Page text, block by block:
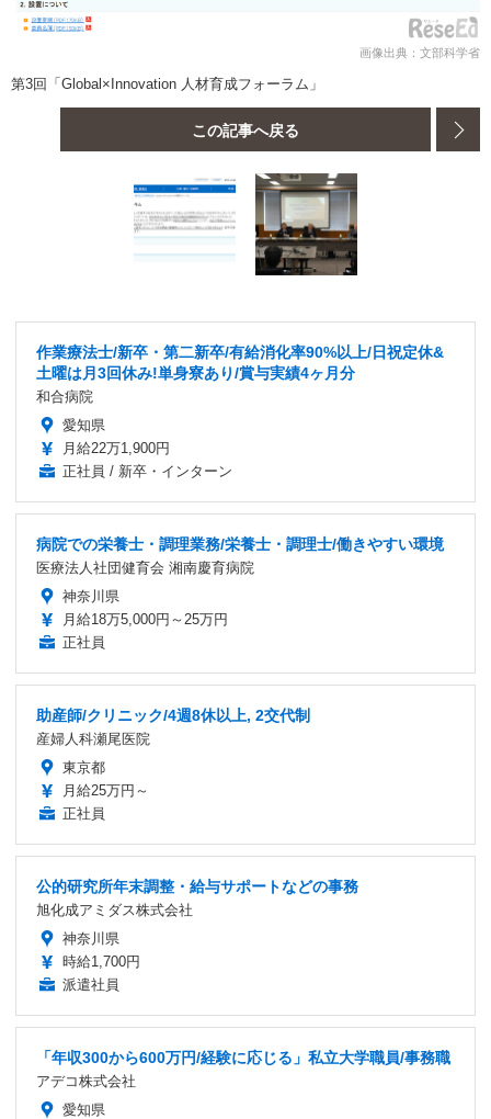
画像出典：文部科学省
第3回「Global×Innovation 人材育成フォーラム」
この記事へ戻る
作業療法士/新卒・第二新卒/有給消化率90%以上/日祝定休&
土曜は月3回休み!単身寮あり/賞与実績4ヶ月分
和合病院
愛知県
月給22万1,900円
正社員 / 新卒・インターン
病院での栄養士・調理業務/栄養士・調理士/働きやすい環境
医療法人社団健育会 湘南慶育病院
神奈川県
月給18万5,000円～25万円
正社員
助産師/クリニック/4週8休以上, 2交代制
産婦人科瀬尾医院
東京都
月給25万円～
正社員
公的研究所年末調整・給与サポートなどの事務
旭化成アミダス株式会社
神奈川県
時給1,700円
派遣社員
「年収300から600万円/経験に応じる」私立大学職員/事務職
アデコ株式会社
愛知県